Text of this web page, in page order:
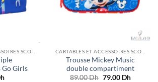
Girls
Trousse Mickey Music
double compartiment
89.00Dh Le
79.00 DhLe